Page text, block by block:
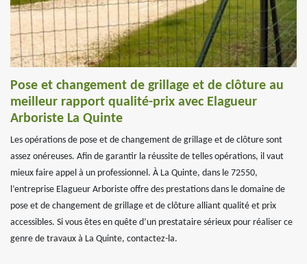
Pose et changement de grillage et de clôture au
meilleur rapport qualité-prix avec Elagueur
Arboriste La Quinte
Les opérations de pose et de changement de grillage et de clôture sont
assez onéreuses. Afin de garantir la réussite de telles opérations, il vaut
mieux faire appel à un professionnel. À La Quinte, dans le 72550,
l’entreprise Elagueur Arboriste offre des prestations dans le domaine de
pose et de changement de grillage et de clôture alliant qualité et prix
accessibles. Si vous êtes en quête d’un prestataire sérieux pour réaliser ce
genre de travaux à La Quinte, contactez-la.